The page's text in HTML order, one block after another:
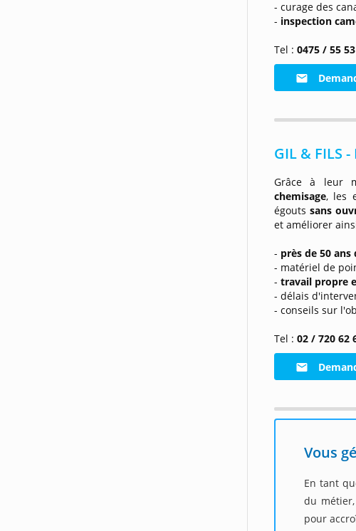
- curage des
- inspection
Tel : 0475 / 55
GIL & FILS
Grâce à leur
chemisage, les
égoutssans
et améliorer
- près de 50
- matériel de
-travail propre
- délais
- conseils sur
Tel :02 / 720 62
Vous
En tant
du
pour